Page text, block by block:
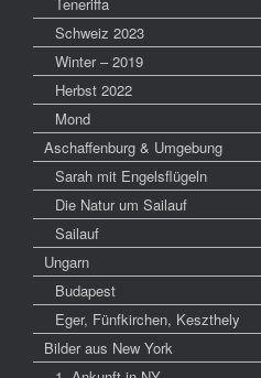
Schweiz 2023
Winter – 2019
Herbst 2022
Mond
Aschaffenburg & Umgebung
Sarah mit Engelsflügeln
Die Natur um Sailauf
Sailauf
Ungarn
Budapest
Eger, Fünfkirchen, Keszthely
Bilder aus New York